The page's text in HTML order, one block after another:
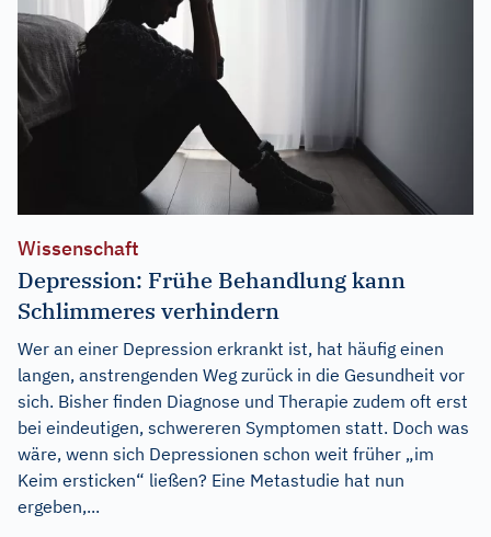
Wissenschaft
Depression: Frühe Behandlung kann
Schlimmeres verhindern
Wer an einer Depression erkrankt ist, hat häufig einen
langen, anstrengenden Weg zurück in die Gesundheit vor
sich. Bisher finden Diagnose und Therapie zudem oft erst
bei eindeutigen, schwereren Symptomen statt. Doch was
wäre, wenn sich Depressionen schon weit früher „im
Keim ersticken“ ließen? Eine Metastudie hat nun
ergeben,...